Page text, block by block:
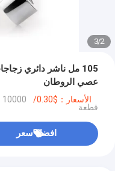
2
/
3
105 مل ناشر دائري
عصي الروطان
الأسعار：$0.30/Pieces >=10000 Pieces 10000
قطعة
افضل سعر